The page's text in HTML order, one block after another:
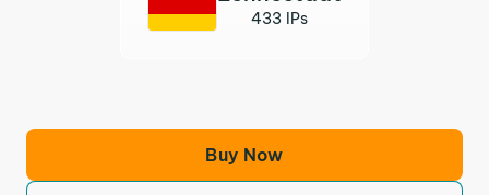
433 IPs
Buy Now